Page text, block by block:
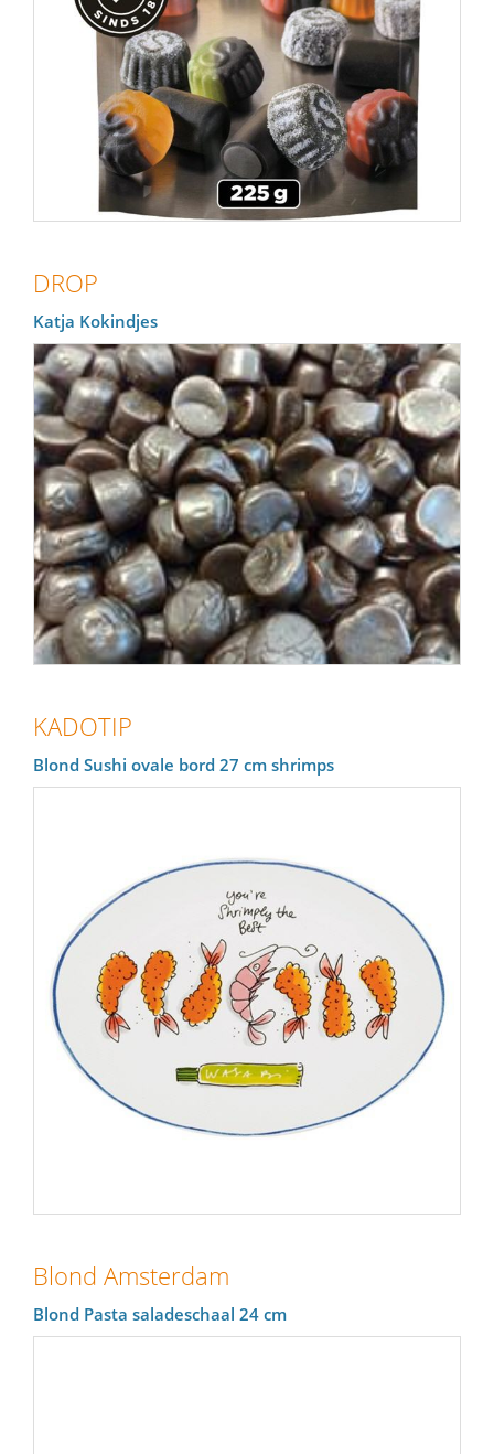
DROP
Katja Kokindjes
KADOTIP
Blond Sushi ovale bord 27 cm shrimps
Blond Amsterdam
Blond Pasta saladeschaal 24 cm